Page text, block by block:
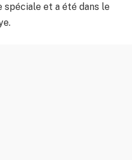
spéciale et a été dans le